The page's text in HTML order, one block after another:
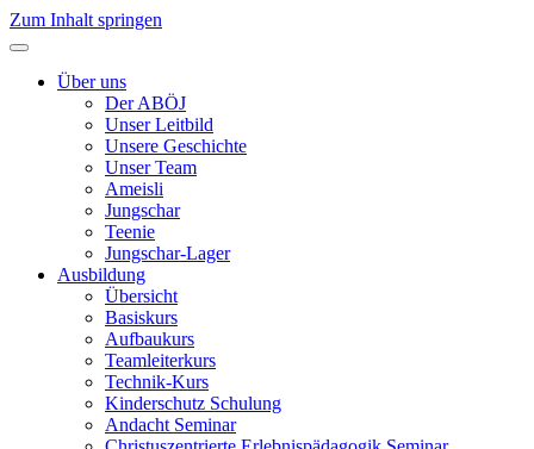
Zum Inhalt springen
Über uns
Der ABÖJ
Unser Leitbild
Unsere Geschichte
Unser Team
Ameisli
Jungschar
Teenie
Jungschar-Lager
Ausbildung
Übersicht
Basiskurs
Aufbaukurs
Teamleiterkurs
Technik-Kurs
Kinderschutz Schulung
Andacht Seminar